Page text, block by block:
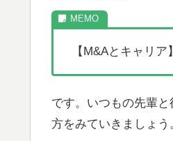
【M&Aとキャリ
です。いつもの先輩
方をみていきましょう